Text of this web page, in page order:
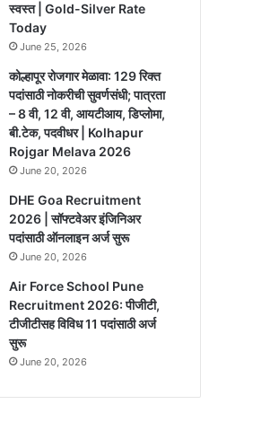
स्वस्त | Gold-Silver Rate
Today
June 25, 2026
कोल्हापूर रोजगार मेळावा: 129 रिक्त
पदांसाठी नोकरीची सुवर्णसंधी; पात्रता
– 8 वी, 12 वी, आयटीआय, डिप्लोमा,
बी.टेक, पदवीधर | Kolhapur
Rojgar Melava 2026
June 20, 2026
DHE Goa Recruitment
2026 | सॉफ्टवेअर इंजिनिअर
पदांसाठी ऑनलाइन अर्ज सुरू
June 20, 2026
Air Force School Pune
Recruitment 2026: पीजीटी,
टीजीटीसह विविध 11 पदांसाठी अर्ज
सुरू
June 20, 2026